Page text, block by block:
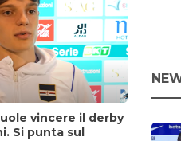
vincere il derby
Si punta sul